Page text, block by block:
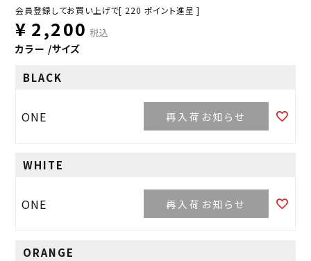
会員登録してお買い上げで[ 220 ポイント進呈 ]
¥ 2,200 税込
カラー サイズ
BLACK
ONE 再入荷お知らせ
WHITE
ONE 再入荷お知らせ
ORANGE